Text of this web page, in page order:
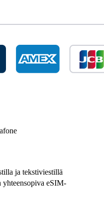
ja tekstiviestillä
yhteensopiva eSIM-